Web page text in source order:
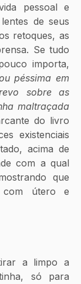
pessoal e
de seus
retoques, as
Se tudo
importa,
péssima em
sobre as
maltraçada
do livro
existenciais
acima de
com a qual
que
com útero e
a limpo a
só para